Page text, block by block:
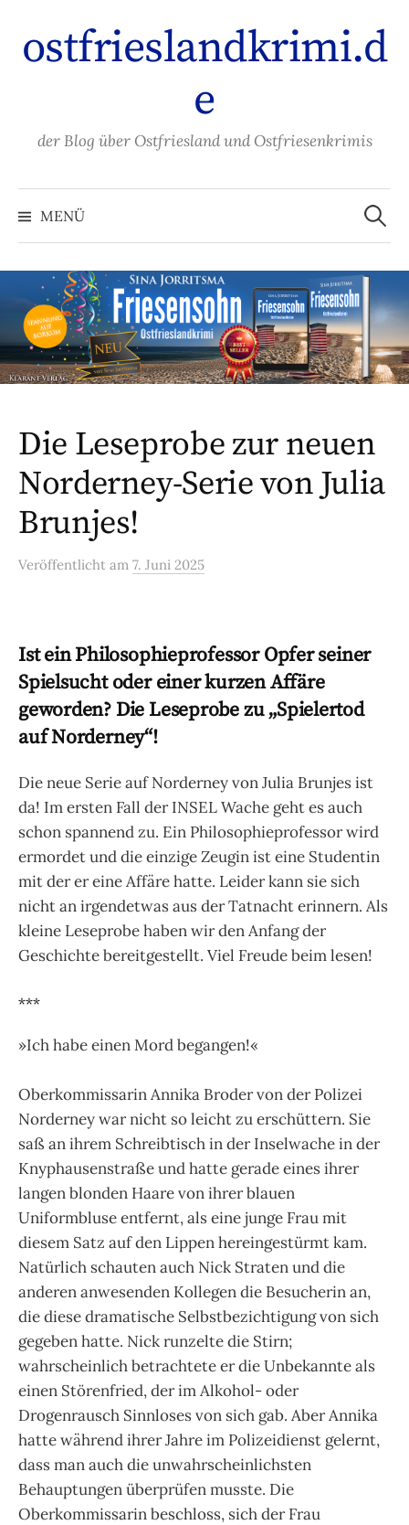
Inhalt
überspringen
ostfrieslandkrimi.d
e
der Blog über Ostfriesland und Ostfriesenkrimis
MENÜ
Suchen
nach:
Die Leseprobe zur neuen
Norderney-Serie von Julia
Brunjes!
Veröffentlicht am 7. Juni 2025
Ist ein Philosophieprofessor Opfer seiner
Spielsucht oder einer kurzen Affäre
geworden? Die Leseprobe zu „Spielertod
auf Norderney“!
Die neue Serie auf Norderney von Julia Brunjes ist
da! Im ersten Fall der INSEL Wache geht es auch
schon spannend zu. Ein Philosophieprofessor wird
ermordet und die einzige Zeugin ist eine Studentin
mit der er eine Affäre hatte. Leider kann sie sich
nicht an irgendetwas aus der Tatnacht erinnern. Als
kleine Leseprobe haben wir den Anfang der
Geschichte bereitgestellt. Viel Freude beim lesen!
***
»Ich habe einen Mord begangen!«
Oberkommissarin Annika Broder von der Polizei
Norderney war nicht so leicht zu erschüttern. Sie
saß an ihrem Schreibtisch in der Inselwache in der
Knyphausenstraße und hatte gerade eines ihrer
langen blonden Haare von ihrer blauen
Uniformbluse entfernt, als eine junge Frau mit
diesem Satz auf den Lippen hereingestürmt kam.
Natürlich schauten auch Nick Straten und die
anderen anwesenden Kollegen die Besucherin an,
die diese dramatische Selbstbezichtigung von sich
gegeben hatte. Nick runzelte die Stirn;
wahrscheinlich betrachtete er die Unbekannte als
einen Störenfried, der im Alkohol- oder
Drogenrausch Sinnloses von sich gab. Aber Annika
hatte während ihrer Jahre im Polizeidienst gelernt,
dass man auch die unwahrscheinlichsten
Behauptungen überprüfen musste. Die
Oberkommissarin beschloss, sich der Frau